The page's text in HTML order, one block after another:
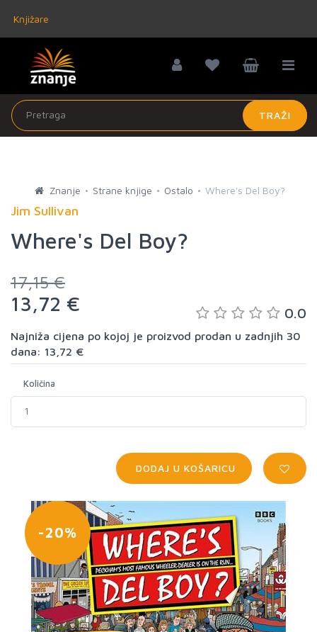
Knjižare
TRAŽI
Znanje Strane knjige Ostalo Where's Del Boy?
Jim Sullivan
Where's Del Boy?
17,15 €
13,72 € 0.0
Najniža cijena po kojoj je proizvod prodan u zadnjih 30
dana: 13,72 €
Količina
DODAJ U KOŠARICU
-20%